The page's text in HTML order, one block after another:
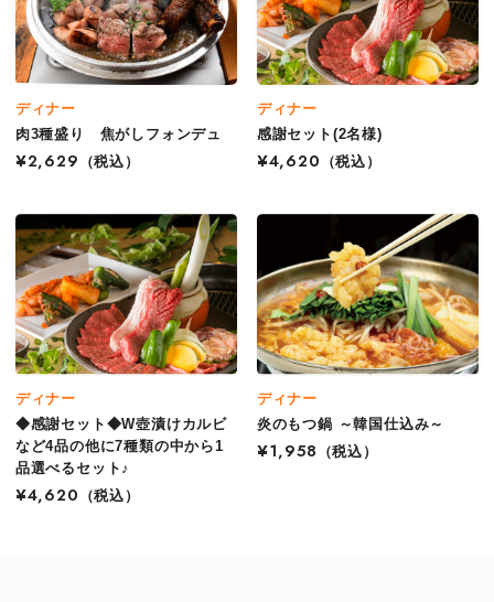
ディナー
肉3種盛り 焦がしフォンデュ
¥2,629
（税込）
ディナー
感謝セット(2名様)
¥4,620
（税込）
ディナー
◆感謝セット◆W壺漬けカルビ
など4品の他に7種類の中から1
品選べるセット♪
¥4,620
（税込）
ディナー
炎のもつ鍋 ～韓国仕込み～
¥1,958
（税込）